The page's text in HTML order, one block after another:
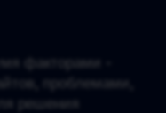
факторами -
проблемами,
решения